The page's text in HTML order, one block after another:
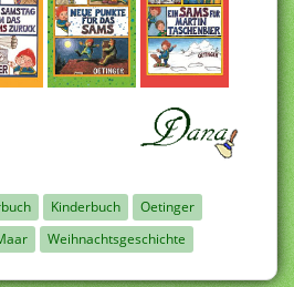
Kinderbuch
Oetinger
Weihnachtsgeschichte